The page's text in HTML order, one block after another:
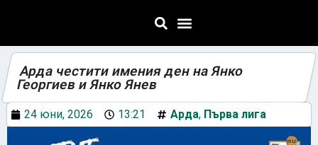
Арда честити имения ден на Янко
Георгиев и Янко Янев
24 юни, 2026 13:21 Арда, Първа лига